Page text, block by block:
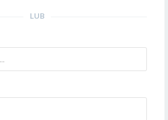
LUB